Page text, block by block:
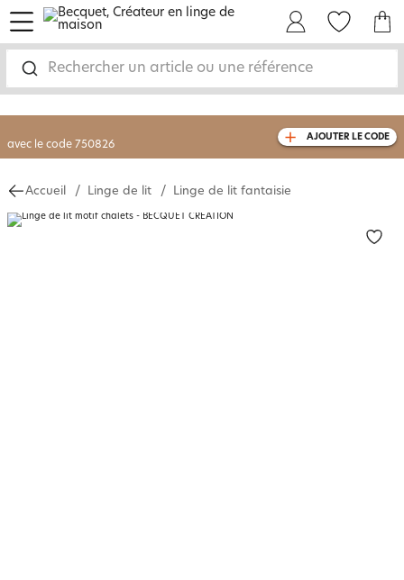
Rechercher un article ou une référence
menu
-30% sur votre commandedès 2 articles
achetés
livraison GRATUITEdès 110€ d'achat
avec le code 750826 AJOUTER LE CODE
Accueil Linge de lit Linge de lit fantaisie